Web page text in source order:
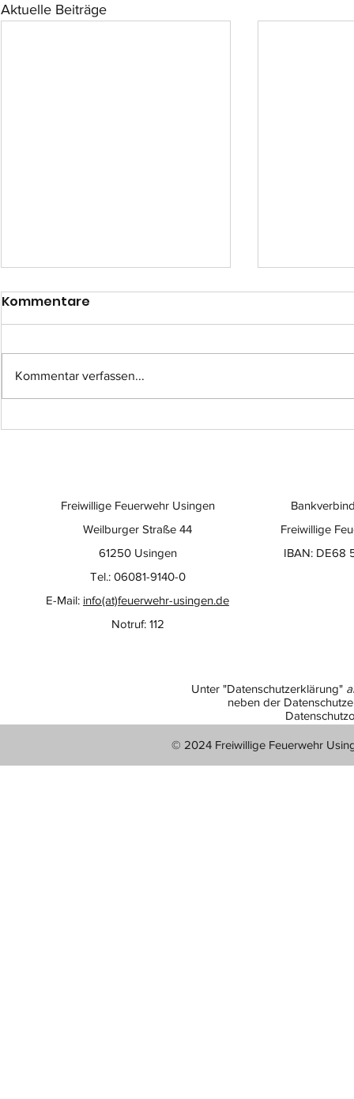
Aktuelle Beiträge
Einsatz-Nr.: 057
Kommentare
Kommentar verfassen...
Freiwillige
IBAN: DE68
Freiwillige Feuerwehr Usingen
Weilburger Straße 44
61250 Usingen
Tel.: 06081-9140-0
E-Mail: info(at)feuerwehr-usingen.de
Notruf: 112
Unter "Datenschutzerklärung"
neben der
© 2024 Freiwillige Feuerwehr